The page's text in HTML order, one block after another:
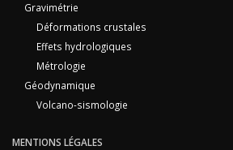
Gravimétrie
Déformations crustales
Effets hydrologiques
Métrologie
Géodynamique
Volcano-sismologie
MENTIONS LÉGALES